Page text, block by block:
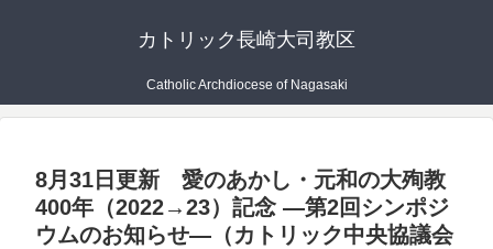
カトリック長崎大司教区
Catholic Archdiocese of Nagasaki
8月31日更新 愛のあかし・元和の大殉教
400年（2022→23）記念 ―第2回シンポジ
ウムのお知らせ―（カトリック中央協議会